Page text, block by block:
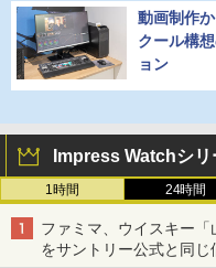
動画制作
クール構
ョン
Impress Watchシ
1時間 24時間
ファミマ、ウイスキー「
をサントリー公式と同じ